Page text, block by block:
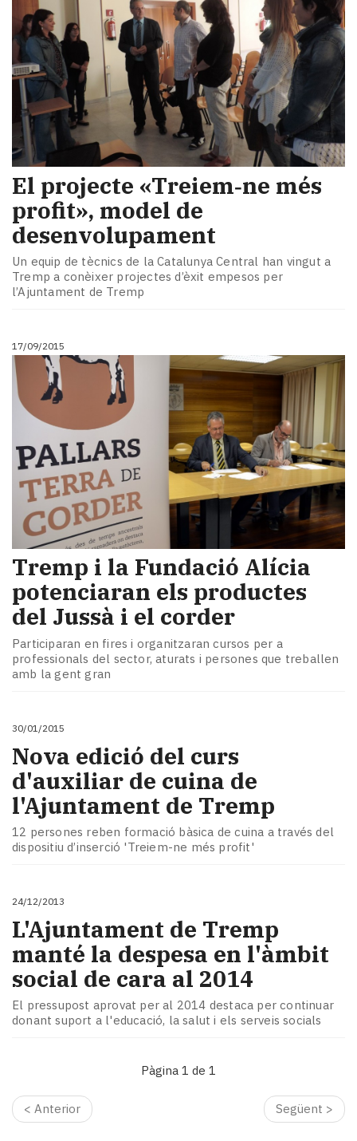
El projecte «Treiem‑ne més
profit», model de
desenvolupament
Un equip de tècnics de la Catalunya Central han vingut a
Tremp a conèixer projectes d’èxit empesos per
l’Ajuntament de Tremp
17/09/2015
Tremp i la Fundació Alícia
potenciaran els productes
del Jussà i el corder
Participaran en fires i organitzaran cursos per a
professionals del sector, aturats i persones que treballen
amb la gent gran
30/01/2015
Nova edició del curs
d'auxiliar de cuina de
l'Ajuntament de Tremp
12 persones reben formació bàsica de cuina a través del
dispositiu d’inserció 'Treiem-ne més profit'
24/12/2013
L'Ajuntament de Tremp
manté la despesa en l'àmbit
social de cara al 2014
El pressupost aprovat per al 2014 destaca per continuar
donant suport a l'educació, la salut i els serveis socials
Pàgina 1 de 1
< Anterior Següent >